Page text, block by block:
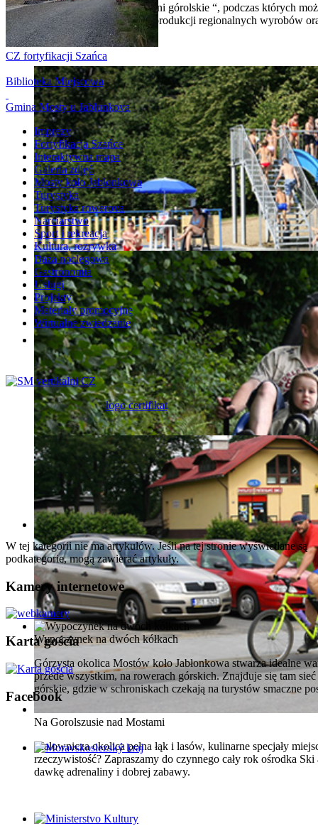
Ośrodek organizuje tzw. „dni górolskie “, podczas których
wielu ciekawych rzeczy o produkcji regionalnych wyrobów
Na górskim szlaku czyli ´od schroniska do schroniska´
Najbliższą okolicę Mostów koło Jabłonkowa (Mosty u
się ich tam siedem:
Gírová - 4 km
Kamenná chata - 6 km
Polanka - 4 km
Severka - 5 km
Skalka - 4 km
Studeničný - 5 km
Zuzana - 2 km
Śladami historii i unikatów na skalę światową: Šance i
Warto wybrać się na wycieczkę wzdłuż czesko-słowackiej
tajemniczych, kamiennych kuli (zwanych gulami) w
Na Gorolszusie nad Mostami
Malownicza okolica pełna łąk i lasów, kulinarne specjały
rzeczywistość? Zapraszamy do czynnego cały rok ośrodka
dawkę adrenaliny i dobrej zabawy.
Wypoczynek na dwóch kółkach
Górzysta okolica Mostów koło Jabłonkowa stwarza idealne
przede wszystkim, na rowerach górskich. Znajduje się tam
górskie, gdzie w schroniskach czekają na turystów smaczne
CZ fortyfikacji Szańca
Biblioteka Miejscowa
Gmina Mosty u Jablunkova
Imprezy
Fortyfikacja Szańce
Interaktywna mapa
Galeria zdjęć
Mosty koło Jabłonkowa
Turystyka
Turystyka rowerova
Narciarstwo
Sport i rekreacja
Kultura, rozrywka
Baza noclegowa
Gastronomia
Uslugi
Projekty
Materiały promocyjne
Wirtualne zwiedzanie
W tej kategorii nie ma artykułów. Jeśli na tej stronie wyświetlane są
podkategorie, mogą zawierać artykuły.
Kamery internetowe
Karta gościa
Facebook